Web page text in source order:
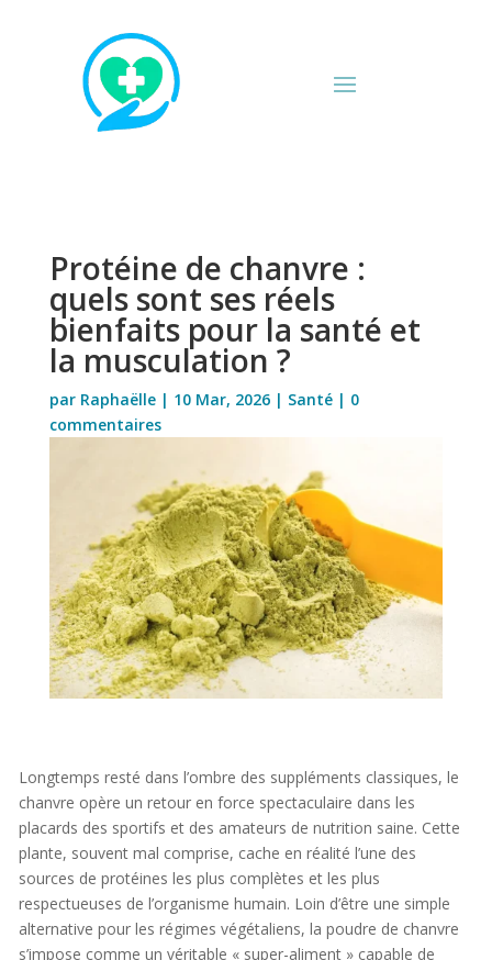
Protéine de chanvre :
quels sont ses réels
bienfaits pour la santé et
la musculation ?
par Raphaëlle| 10 Mar, 2026| Santé| 0
commentaires
Longtemps resté dans l’ombre des suppléments classiques, le
chanvre opère un retour en force spectaculaire dans les
placards des sportifs et des amateurs de nutrition saine. Cette
plante, souvent mal comprise, cache en réalité l’une des
sources de protéines les plus complètes et les plus
respectueuses de l’organisme humain. Loin d’être une simple
alternative pour les régimes végétaliens, la poudre de chanvre
s’impose comme un véritable « super-aliment » capable de